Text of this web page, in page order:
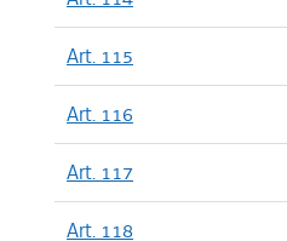
Art. 115
Art. 116
Art. 117
Art. 118